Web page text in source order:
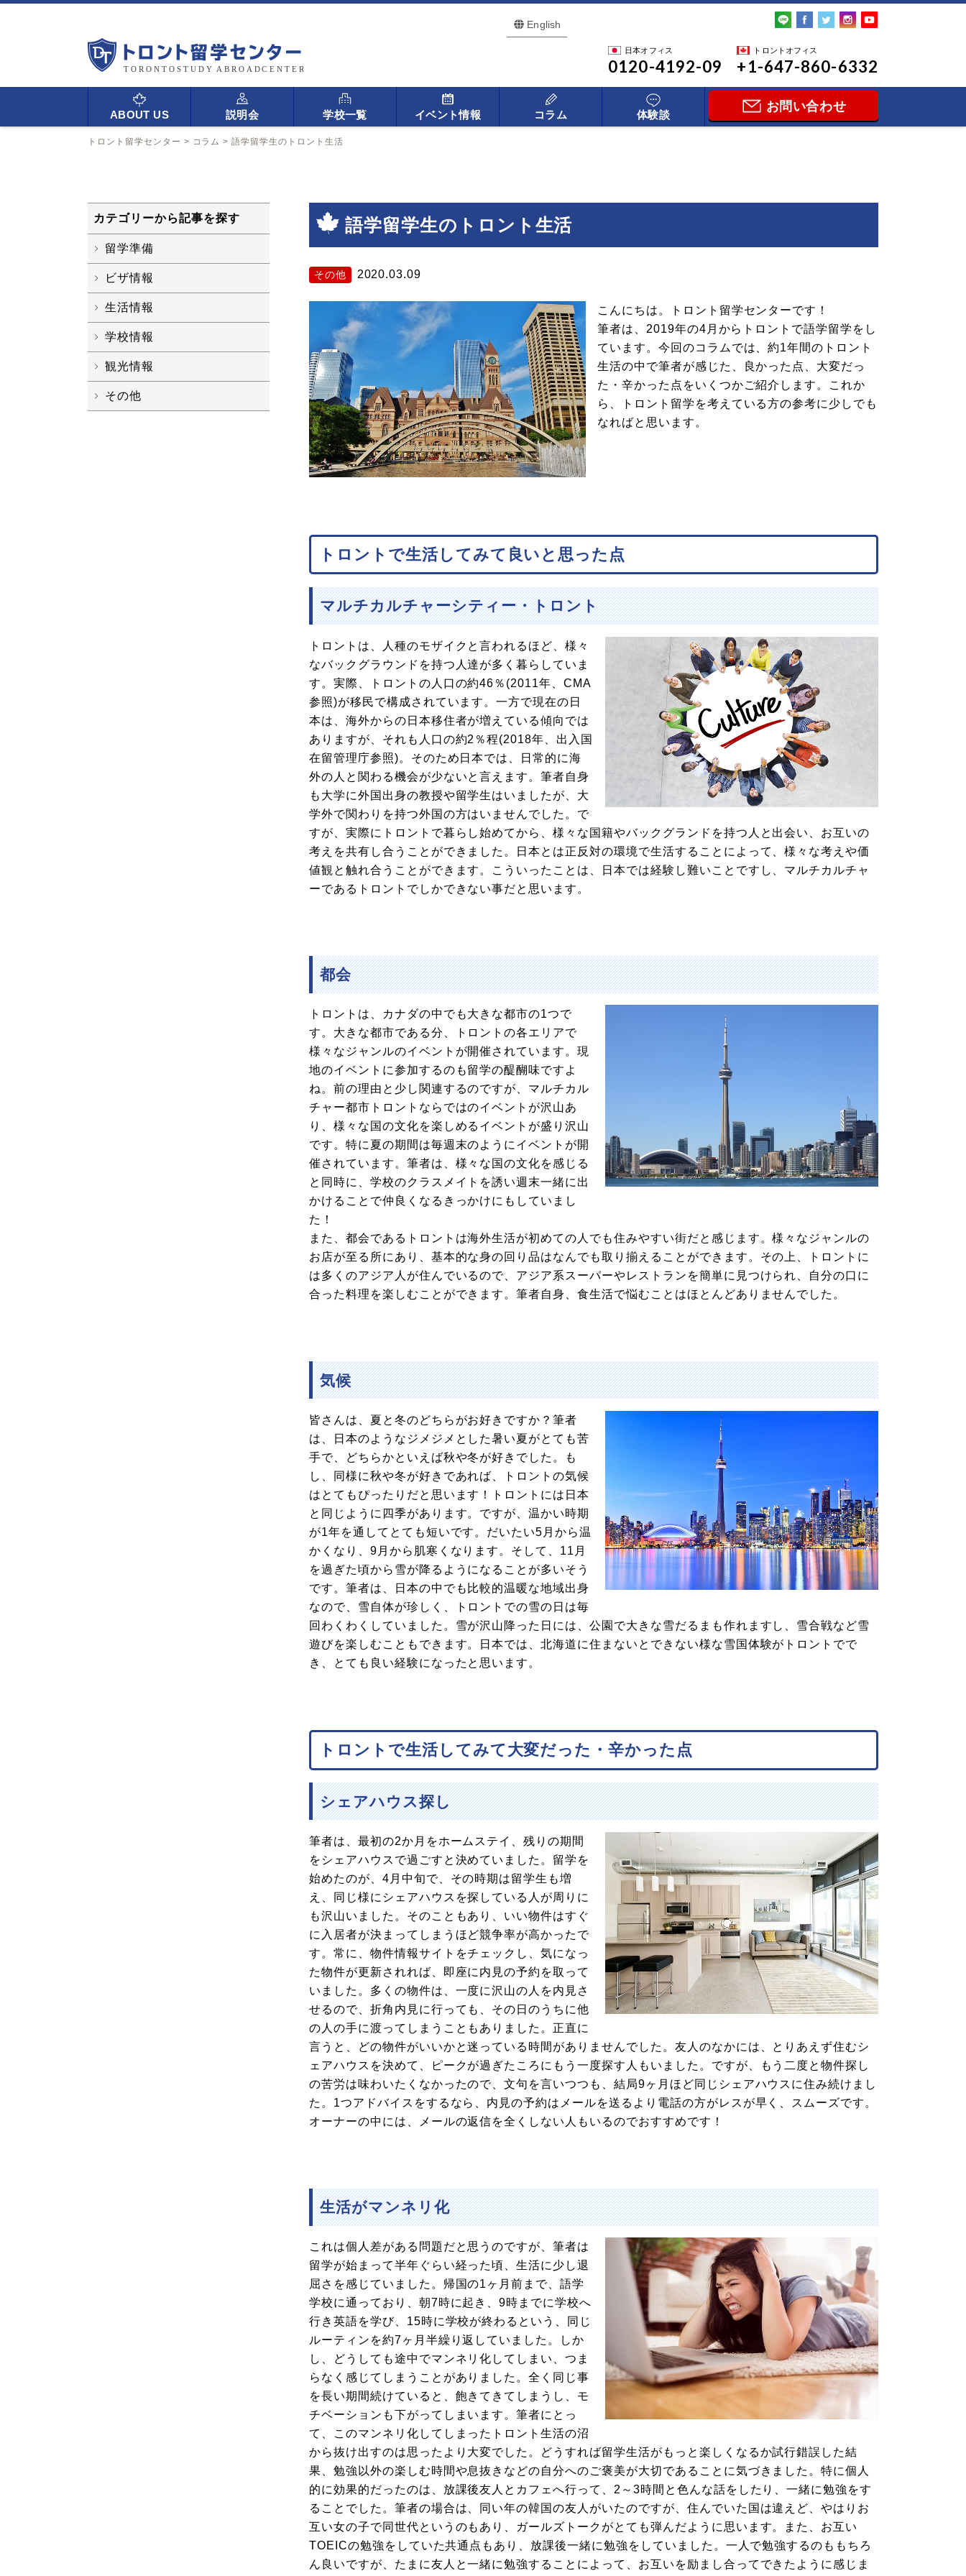
English
日本オフィス
0120-4192-09
トロントオフィス
+1-647-860-6332
ABOUT US 説明会 学校一覧 イベント情報 コラム 体験談
お問い合わせ
トロント留学センター > コラム >語学留学生のトロント生活
語学留学生のトロント生活
その他 2020.03.09
こんにちは。トロント留学センターです！
筆者は、2019年の4月からトロントで語学留学をし
ています。今回のコラムでは、約1年間のトロント
生活の中で筆者が感じた、良かった点、大変だっ
た・辛かった点をいくつかご紹介します。これか
ら、トロント留学を考えている方の参考に少しでも
なればと思います。
トロントで生活してみて良いと思った点
マルチカルチャーシティー・トロント
トロントは、人種のモザイクと言われるほど、様々
なバックグラウンドを持つ人達が多く暮らしていま
す。実際、トロントの人口の約46％(2011年、CMA
参照)が移民で構成されています。一方で現在の日
本は、海外からの日本移住者が増えている傾向では
ありますが、それも人口の約2％程(2018年、出入国
在留管理庁参照)。そのため日本では、日常的に海
外の人と関わる機会が少ないと言えます。筆者自身
も大学に外国出身の教授や留学生はいましたが、大
学外で関わりを持つ外国の方はいませんでした。で
すが、実際にトロントで暮らし始めてから、様々な国籍やバックグランドを持つ人と出会い、お互いの
考えを共有し合うことができました。日本とは正反対の環境で生活することによって、様々な考えや価
値観と触れ合うことができます。こういったことは、日本では経験し難いことですし、マルチカルチャ
ーであるトロントでしかできない事だと思います。
都会
トロントは、カナダの中でも大きな都市の1つで
す。大きな都市である分、トロントの各エリアで
様々なジャンルのイベントが開催されています。現
地のイベントに参加するのも留学の醍醐味ですよ
ね。前の理由と少し関連するのですが、マルチカル
チャー都市トロントならではのイベントが沢山あ
り、様々な国の文化を楽しめるイベントが盛り沢山
です。特に夏の期間は毎週末のようにイベントが開
催されています。筆者は、様々な国の文化を感じる
と同時に、学校のクラスメイトを誘い週末一緒に出
かけることで仲良くなるきっかけにもしていまし
た！
また、都会であるトロントは海外生活が初めての人でも住みやすい街だと感じます。様々なジャンルの
お店が至る所にあり、基本的な身の回り品はなんでも取り揃えることができます。その上、トロントに
は多くのアジア人が住んでいるので、アジア系スーパーやレストランを簡単に見つけられ、自分の口に
合った料理を楽しむことができます。筆者自身、食生活で悩むことはほとんどありませんでした。
気候
皆さんは、夏と冬のどちらがお好きですか？筆者
は、日本のようなジメジメとした暑い夏がとても苦
手で、どちらかといえば秋や冬が好きでした。も
し、同様に秋や冬が好きであれば、トロントの気候
はとてもぴったりだと思います！トロントには日本
と同じように四季があります。ですが、温かい時期
が1年を通してとても短いです。だいたい5月から温
かくなり、9月から肌寒くなります。そして、11月
を過ぎた頃から雪が降るようになることが多いそう
です。筆者は、日本の中でも比較的温暖な地域出身
なので、雪自体が珍しく、トロントでの雪の日は毎
回わくわくしていました。雪が沢山降った日には、公園で大きな雪だるまも作れますし、雪合戦など雪
遊びを楽しむこともできます。日本では、北海道に住まないとできない様な雪国体験がトロントでで
き、とても良い経験になったと思います。
トロントで生活してみて大変だった・辛かった点
シェアハウス探し
筆者は、最初の2か月をホームステイ、残りの期間
をシェアハウスで過ごすと決めていました。留学を
始めたのが、4月中旬で、その時期は留学生も増
え、同じ様にシェアハウスを探している人が周りに
も沢山いました。そのこともあり、いい物件はすぐ
に入居者が決まってしまうほど競争率が高かったで
す。常に、物件情報サイトをチェックし、気になっ
た物件が更新されれば、即座に内見の予約を取って
いました。多くの物件は、一度に沢山の人を内見さ
せるので、折角内見に行っても、その日のうちに他
の人の手に渡ってしまうこともありました。正直に
言うと、どの物件がいいかと迷っている時間がありませんでした。友人のなかには、とりあえず住むシ
ェアハウスを決めて、ピークが過ぎたころにもう一度探す人もいました。ですが、もう二度と物件探し
の苦労は味わいたくなかったので、文句を言いつつも、結局9ヶ月ほど同じシェアハウスに住み続けまし
た。1つアドバイスをするなら、内見の予約はメールを送るより電話の方がレスが早く、スムーズです。
オーナーの中には、メールの返信を全くしない人もいるのでおすすめです！
生活がマンネリ化
これは個人差がある問題だと思うのですが、筆者は
留学が始まって半年ぐらい経った頃、生活に少し退
屈さを感じていました。帰国の1ヶ月前まで、語学
学校に通っており、朝7時に起き、9時までに学校へ
行き英語を学び、15時に学校が終わるという、同じ
ルーティンを約7ヶ月半繰り返していました。しか
し、どうしても途中でマンネリ化してしまい、つま
らなく感じてしまうことがありました。全く同じ事
を長い期間続けていると、飽きてきてしまうし、モ
チベーションも下がってしまいます。筆者にとっ
て、このマンネリ化してしまったトロント生活の沼
から抜け出すのは思ったより大変でした。どうすれば留学生活がもっと楽しくなるか試行錯誤した結
果、勉強以外の楽しむ時間や息抜きなどの自分へのご褒美が大切であることに気づきました。特に個人
的に効果的だったのは、放課後友人とカフェへ行って、2～3時間と色んな話をしたり、一緒に勉強をす
ることでした。筆者の場合は、同い年の韓国の友人がいたのですが、住んでいた国は違えど、やはりお
互い女の子で同世代というのもあり、ガールズトークがとても弾んだように思います。また、お互い
TOEICの勉強をしていた共通点もあり、放課後一緒に勉強をしていました。一人で勉強するのももちろ
ん良いですが、たまに友人と一緒に勉強することによって、お互いを励まし合ってできたように感じま
カテゴリーから記事を探す
留学準備
ビザ情報
生活情報
学校情報
観光情報
その他